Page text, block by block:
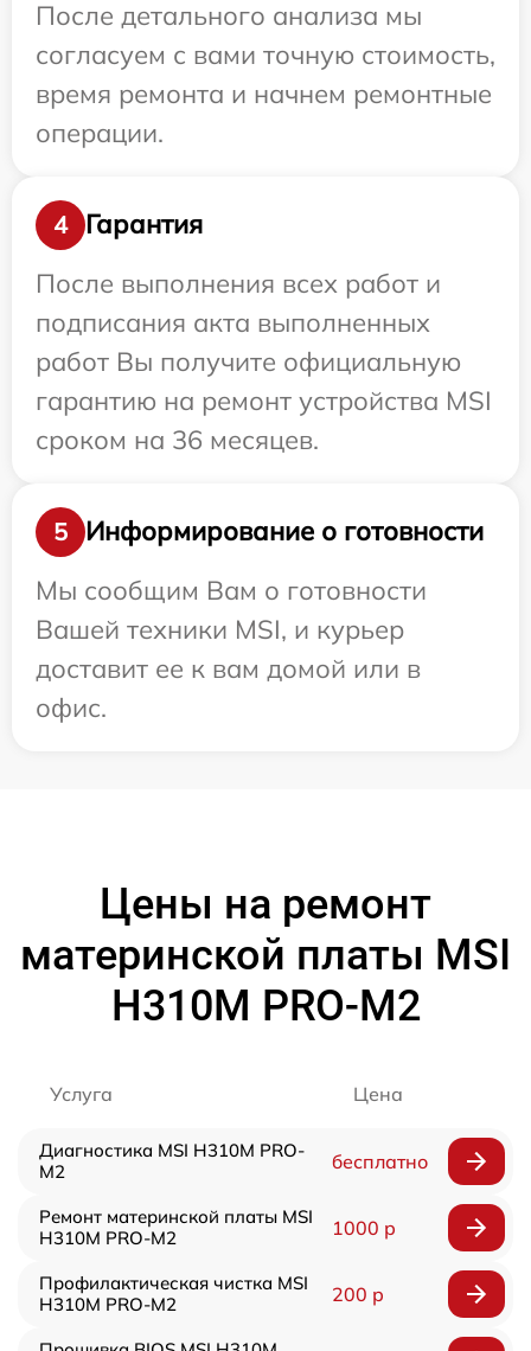
После детального анализа мы
согласуем с вами точную стоимость,
время ремонта и начнем ремонтные
операции.
4
Гарантия
После выполнения всех работ и
подписания акта выполненных
работ Вы получите официальную
гарантию на ремонт устройства MSI
сроком на 36 месяцев.
5
Информирование о готовности
Мы сообщим Вам о готовности
Вашей техники MSI, и курьер
доставит ее к вам домой или в
офис.
Цены на ремонт
материнской платы MSI
H310M PRO-M2
Услуга Цена
Диагностика MSI H310M PRO-
M2
бесплатно
Ремонт материнской платы MSI
H310M PRO-M2
1000 р
Профилактическая чистка MSI
H310M PRO-M2
200 р